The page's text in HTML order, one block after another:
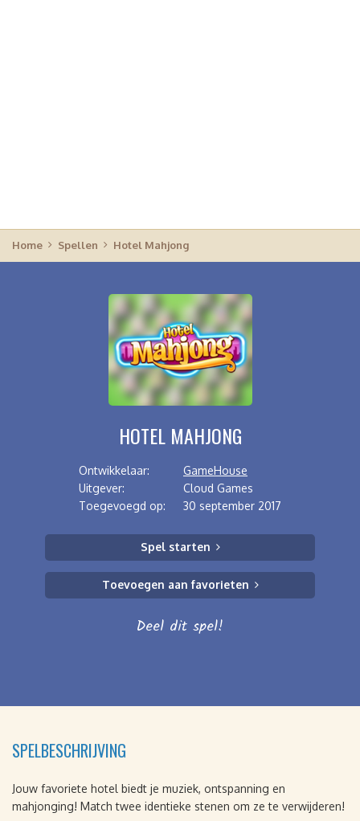
Home Spellen Hotel Mahjong
HOTEL MAHJONG
Ontwikkelaar:
GameHouse
Uitgever:
Cloud Games
Toegevoegd op:
30 september 2017
Spel starten
Toevoegen aan favorieten
Deel dit spel!
SPELBESCHRIJVING
Jouw favoriete hotel biedt je muziek, ontspanning en
mahjonging! Match twee identieke stenen om ze te verwijderen!